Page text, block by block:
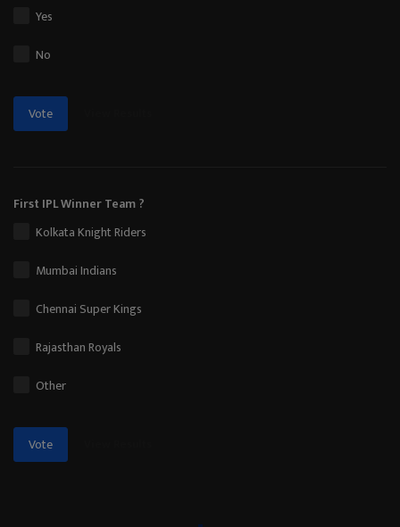
Yes
No
Vote
First IPL Winner Team ?
Kolkata Knight Riders
Mumbai Indians
Chennai Super Kings
Rajasthan Royals
Other
Vote